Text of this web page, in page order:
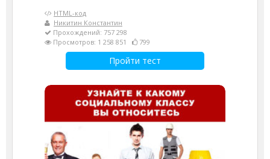
HTML-код
Никитин Константин
Прохождений: 757 298
Просмотров: 1 258 851
799
Пройти тест